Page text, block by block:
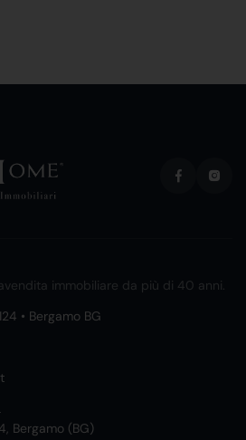
immobiliare da più di 40 anni.
• Bergamo BG
Bergamo (BG)